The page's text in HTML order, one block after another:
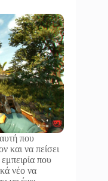
που
και να πείσει
που
νέο να